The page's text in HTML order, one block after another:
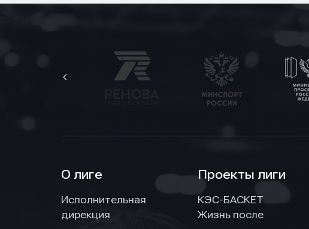
О лиге
Исполнительная
дирекция
Проекты лиги
КЭС-БАСКЕТ
Жизнь после
Сообщение
Сообщение
Сообщение